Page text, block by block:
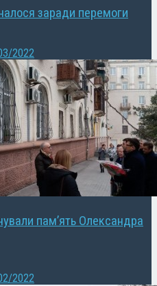
заради перемоги
2022
пам’ять Олександра
2022